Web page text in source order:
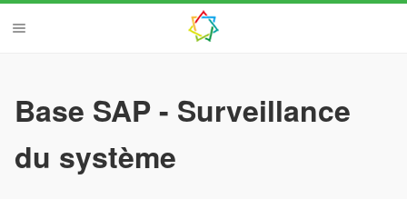
Base SAP - Surveillance
du système